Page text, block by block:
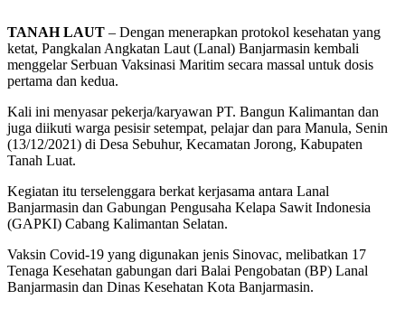
TANAH LAUT – Dengan menerapkan protokol kesehatan yang
ketat, Pangkalan Angkatan Laut (Lanal) Banjarmasin kembali
menggelar Serbuan Vaksinasi Maritim secara massal untuk dosis
pertama dan kedua.
Kali ini menyasar pekerja/karyawan PT. Bangun Kalimantan dan
juga diikuti warga pesisir setempat, pelajar dan para Manula, Senin
(13/12/2021) di Desa Sebuhur, Kecamatan Jorong, Kabupaten
Tanah Luat.
Kegiatan itu terselenggara berkat kerjasama antara Lanal
Banjarmasin dan Gabungan Pengusaha Kelapa Sawit Indonesia
(GAPKI) Cabang Kalimantan Selatan.
Vaksin Covid-19 yang digunakan jenis Sinovac, melibatkan 17
Tenaga Kesehatan gabungan dari Balai Pengobatan (BP) Lanal
Banjarmasin dan Dinas Kesehatan Kota Banjarmasin.